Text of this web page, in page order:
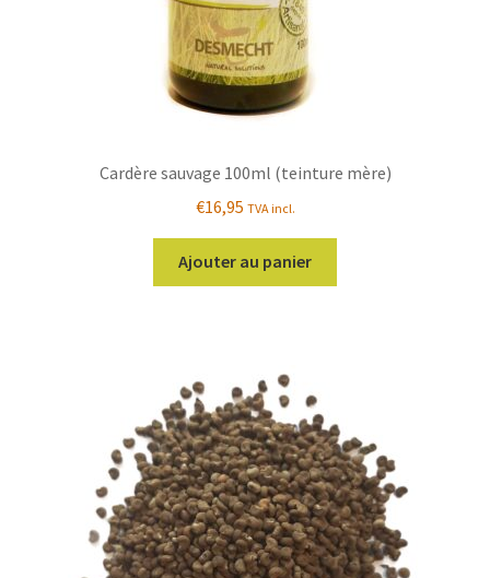
Cardère sauvage 100ml (teinture mère)
€16,95 TVA incl.
Ajouter au panier